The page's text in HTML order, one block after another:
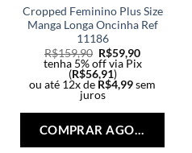
Cropped Feminino Plus Size
Manga Longa Oncinha Ref
11186
R$159,90 R$59,90
tenha 5% off via Pix
(R$56,91)
ou até 12x de R$4,99sem
juros
COMPRAR AGORA